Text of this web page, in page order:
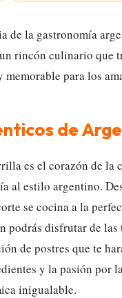
de la gastronomía
rincón culinario que
para los
de
es el corazón de la
al estilo argentino.
se cocina a la
podrás disfrutar de
de postres que te
y la pasión por
inigualable.